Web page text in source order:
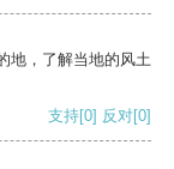
地，了解当地的风土
支持[0] 反对[0]